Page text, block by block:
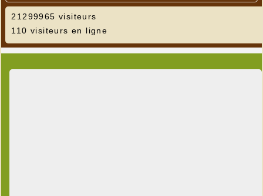
21299965 visiteurs
110 visiteurs en ligne